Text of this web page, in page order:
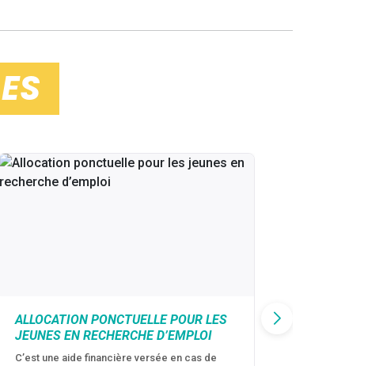
ALLOCATION PONCTUELLE POUR LES
JEUNES EN RECHERCHE D’EMPLOI
C’est une aide financière versée en cas de